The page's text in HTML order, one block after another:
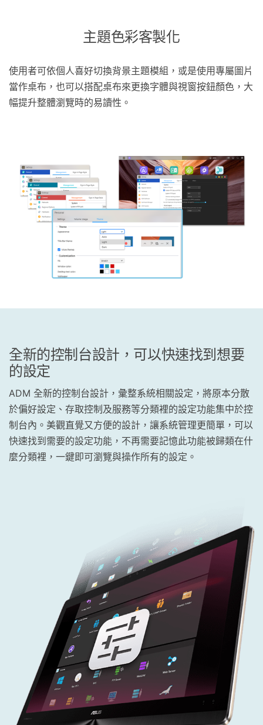
主題色彩客製化
使用者可依個人喜好切換背景主題模組，或是使用專屬圖片
當作桌布，也可以搭配桌布來更換字體與視窗按鈕顏色，大
幅提升整體瀏覽時的易讀性。
全新的控制台設計，可以快速找到想要
的設定
ADM 全新的控制台設計，彙整系統相關設定，將原本分散
於偏好設定、存取控制及服務等分類裡的設定功能集中於控
制台內。美觀直覺又方便的設計，讓系統管理更簡單，可以
快速找到需要的設定功能，不再需要記憶此功能被歸類在什
麼分類裡，一鍵即可瀏覽與操作所有的設定。